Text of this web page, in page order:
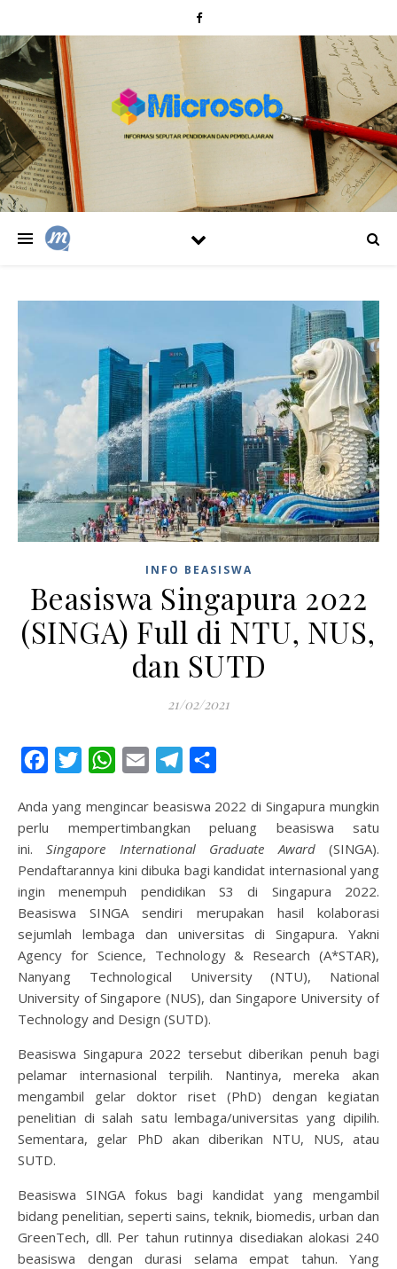
INFO BEASISWA
Beasiswa Singapura 2022
(SINGA) Full di NTU, NUS,
dan SUTD
21/02/2021
FacebookTwitterWhatsApp
Email Telegram
Anda yang mengincar beasiswa 2022 di Singapura mungkin
perlu mempertimbangkan peluang beasiswa satu
ini.Singapore International Graduate Award(SINGA).
Pendaftarannya kini dibuka bagi kandidat internasional yang
ingin menempuh pendidikan S3 di Singapura 2022.
Beasiswa SINGA sendiri merupakan hasil kolaborasi
sejumlah lembaga dan universitas di Singapura. Yakni
Agency for Science, Technology & Research (A*STAR),
Nanyang Technological University (NTU), National
University of Singapore (NUS), dan Singapore University of
Technology and Design (SUTD).
Beasiswa Singapura 2022 tersebut diberikan penuh bagi
pelamar internasional terpilih. Nantinya, mereka akan
mengambil gelar doktor riset (PhD) dengan kegiatan
penelitian di salah satu lembaga/universitas yang dipilih.
Sementara, gelar PhD akan diberikan NTU, NUS, atau
SUTD.
Beasiswa SINGA fokus bagi kandidat yang mengambil
bidang penelitian, seperti sains, teknik, biomedis, urban dan
GreenTech, dll. Per tahun rutinnya disediakan alokasi 240
beasiswa dengan durasi selama empat tahun. Yang